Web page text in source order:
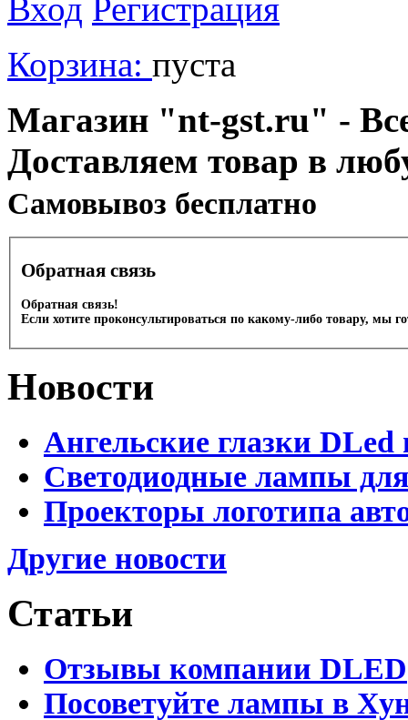
Вход Регистрация
Корзина: пуста
Магазин "nt-gst.ru" -
Доставляем товар в
Cамовывоз бесплатно
Обратная связь
Обратная связь!
Если хотите проконсультироваться по какому-либо товару, мы
Новости
Ангельские глазки DLed
Светодиодные лампы
Проекторы логотипа
Другие новости
Статьи
Отзывы компании DLED
Посоветуйте лампы в